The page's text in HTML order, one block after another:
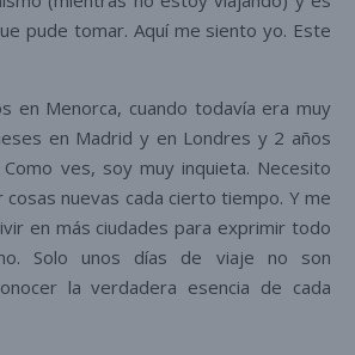
pude tomar. Aquí me siento yo. Este
en Menorca, cuando todavía era muy
en Madrid y en Londres y 2 años
Como ves, soy muy inquieta. Necesito
nuevas cada cierto tiempo. Y me
en más ciudades para exprimir todo
Solo unos días de viaje no son
la verdadera esencia de cada